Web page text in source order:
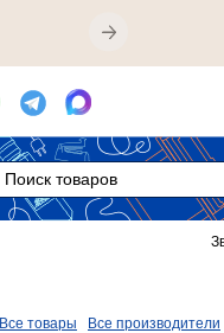
Все товары Все производители